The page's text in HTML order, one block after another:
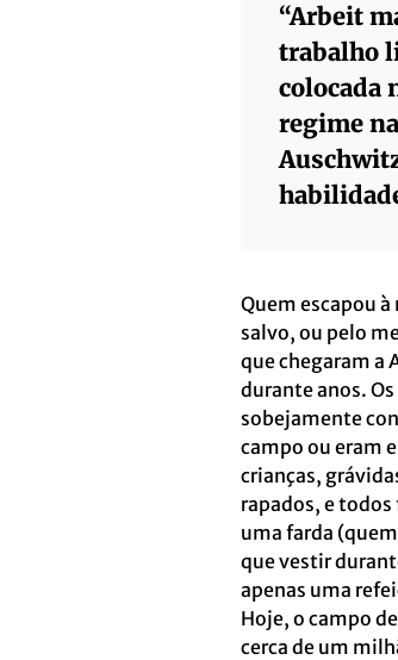
“Arbeit
trabalho
colocada
regime
Quem escapou
salvo, ou pelo
que chegaram a
durante anos.
sobejamente
campo ou eram
crianças,
rapados, e
uma farda
que vestir
apenas uma
Hoje, o campo
cerca de um